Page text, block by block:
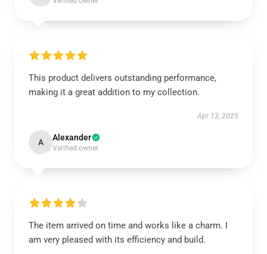
This product delivers outstanding performance,
making it a great addition to my collection.
Apr 13, 2025
A Alexander
Verified owner
The item arrived on time and works like a charm. I
am very pleased with its efficiency and build.